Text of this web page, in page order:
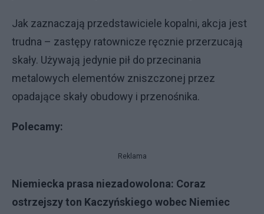
Jak zaznaczają przedstawiciele kopalni, akcja jest
trudna – zastępy ratownicze ręcznie przerzucają
skały. Używają jedynie pił do przecinania
metalowych elementów zniszczonej przez
opadające skały obudowy i przenośnika.
Polecamy:
Reklama
Niemiecka prasa niezadowolona: Coraz
ostrzejszy ton Kaczyńskiego wobec Niemiec